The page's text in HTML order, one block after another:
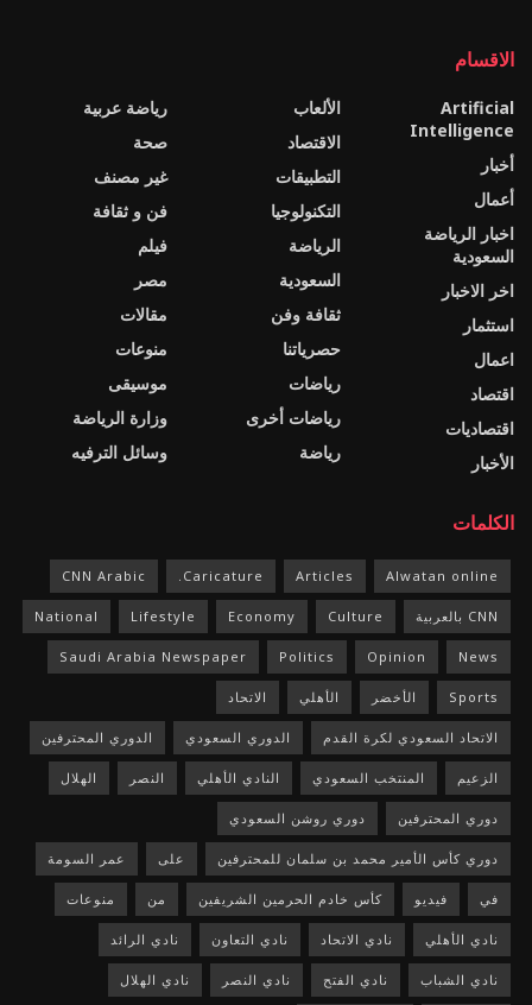
الاقسام
Artificial
Intelligence
أخبار
أعمال
اخبار الرياضة
السعودية
اخر الاخبار
استثمار
اعمال
اقتصاد
اقتصاديات
الأخبار
الألعاب
الاقتصاد
التطبيقات
التكنولوجيا
الرياضة
السعودية
ثقافة وفن
حصرياتنا
رياضات
رياضات أخرى
رياضة
رياضة عربية
صحة
غير مصنف
فن و ثقافة
فيلم
مصر
مقالات
منوعات
موسيقى
وزارة الرياضة
وسائل الترفيه
الكلمات
Alwatan online
Articles
Caricature.
CNN Arabic
CNN بالعربية Culture
Economy
Lifestyle
National
News
Opinion
Politics
Saudi Arabia Newspaper
Sports الأخضر الأهلي الاتحاد
الاتحاد السعودي لكرة القدم الدوري السعودي الدوري المحترفين
الزعيم المنتخب السعودي النادي الأهلي النصر الهلال
دوري المحترفين دوري روشن السعودي
دوري كأس الأمير محمد بن سلمان للمحترفين على عمر السومة
في فيديو كأس خادم الحرمين الشريفين من منوعات
نادي الأهلي نادي الاتحاد نادي التعاون نادي الرائد
نادي الشباب نادي الفتح نادي النصر نادي الهلال